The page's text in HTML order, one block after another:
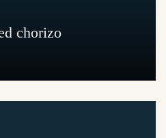
chorizo